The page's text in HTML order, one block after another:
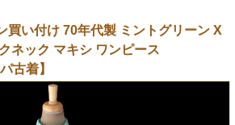
買い付け 70年代製 ミントグリーン X
ネック マキシ ワンピース
古着】